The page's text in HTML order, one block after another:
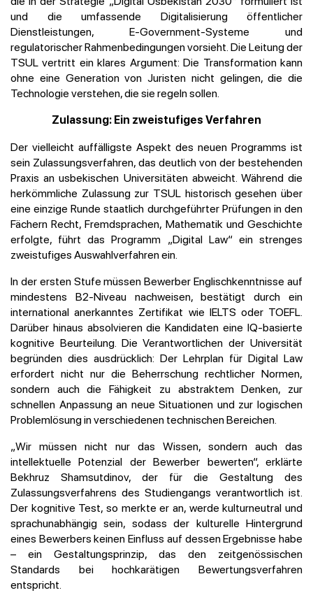
und die umfassende Digitalisierung öffentlicher
Dienstleistungen, E-Government-Systeme und
regulatorischer Rahmenbedingungen vorsieht. Die Leitung der
TSUL vertritt ein klares Argument: Die Transformation kann
ohne eine Generation von Juristen nicht gelingen, die die
Technologie verstehen, die sie regeln sollen.
Zulassung: Ein zweistufiges Verfahren
Der vielleicht auffälligste Aspekt des neuen Programms ist
sein Zulassungsverfahren, das deutlich von der bestehenden
Praxis an usbekischen Universitäten abweicht. Während die
herkömmliche Zulassung zur TSUL historisch gesehen über
eine einzige Runde staatlich durchgeführter Prüfungen in den
Fächern Recht, Fremdsprachen, Mathematik und Geschichte
erfolgte, führt das Programm „Digital Law“ ein strenges
zweistufiges Auswahlverfahren ein.
In der ersten Stufe müssen Bewerber Englischkenntnisse auf
mindestens B2-Niveau nachweisen, bestätigt durch ein
international anerkanntes Zertifikat wie IELTS oder TOEFL.
Darüber hinaus absolvieren die Kandidaten eine IQ-basierte
kognitive Beurteilung. Die Verantwortlichen der Universität
begründen dies ausdrücklich: Der Lehrplan für Digital Law
erfordert nicht nur die Beherrschung rechtlicher Normen,
sondern auch die Fähigkeit zu abstraktem Denken, zur
schnellen Anpassung an neue Situationen und zur logischen
Problemlösung in verschiedenen technischen Bereichen.
„Wir müssen nicht nur das Wissen, sondern auch das
intellektuelle Potenzial der Bewerber bewerten“, erklärte
Bekhruz Shamsutdinov, der für die Gestaltung des
Zulassungsverfahrens des Studiengangs verantwortlich ist.
Der kognitive Test, so merkte er an, werde kulturneutral und
sprachunabhängig sein, sodass der kulturelle Hintergrund
eines Bewerbers keinen Einfluss auf dessen Ergebnisse habe
– ein Gestaltungsprinzip, das den zeitgenössischen
Standards bei hochkarätigen Bewertungsverfahren
entspricht.